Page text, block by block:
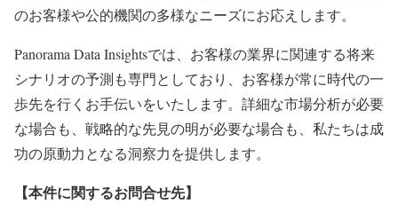
のお客様や公的機関の多様なニーズにお応えします。
Panorama Data Insightsでは、お客様の業界に関連する将来
シナリオの予測も専門としており、お客様が常に時代の一
歩先を行くお手伝いをいたします。詳細な市場分析が必要
な場合も、戦略的な先見の明が必要な場合も、私たちは成
功の原動力となる洞察力を提供します。
【本件に関するお問合せ先】